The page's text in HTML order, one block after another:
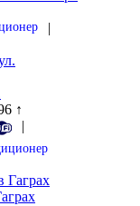
|
↑
|